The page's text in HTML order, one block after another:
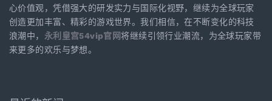
心价值观，凭借强大的研发实力与国际化视野，继续为全球玩家
创造更加丰富、精彩的游戏世界。我们相信，在不断变化的科技
浪潮中， 永利皇宫54vip官网将继续引领行业潮流，为全球玩家带
来更多的欢乐与梦想。